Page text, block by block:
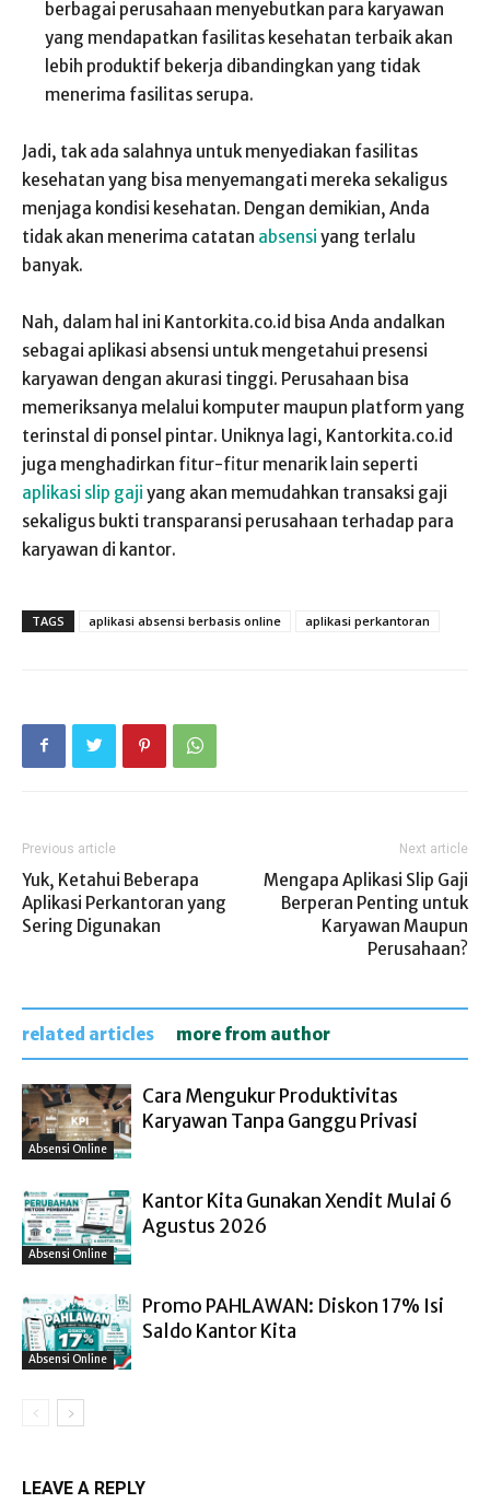
berbagai perusahaan menyebutkan para karyawan
yang mendapatkan fasilitas kesehatan terbaik akan
lebih produktif bekerja dibandingkan yang tidak
menerima fasilitas serupa.
Jadi, tak ada salahnya untuk menyediakan fasilitas
kesehatan yang bisa menyemangati mereka sekaligus
menjaga kondisi kesehatan. Dengan demikian, Anda
tidak akan menerima catatan absensi yang terlalu
banyak.
Nah, dalam hal ini Kantorkita.co.id bisa Anda andalkan
sebagai aplikasi absensi untuk mengetahui presensi
karyawan dengan akurasi tinggi. Perusahaan bisa
memeriksanya melalui komputer maupun platform yang
terinstal di ponsel pintar. Uniknya lagi, Kantorkita.co.id
juga menghadirkan fitur-fitur menarik lain seperti
aplikasi slip gaji yang akan memudahkan transaksi gaji
sekaligus bukti transparansi perusahaan terhadap para
karyawan di kantor.
TAGS aplikasi absensi berbasis online aplikasi perkantoran
Previous article
Yuk, Ketahui Beberapa
Aplikasi Perkantoran yang
Sering Digunakan
Next article
Mengapa Aplikasi Slip Gaji
Berperan Penting untuk
Karyawan Maupun
Perusahaan?
related articles more from author
Absensi Online
Cara Mengukur Produktivitas
Karyawan Tanpa Ganggu Privasi
Absensi Online
Kantor Kita Gunakan Xendit Mulai 6
Agustus 2026
Absensi Online
Promo PAHLAWAN: Diskon 17% Isi
Saldo Kantor Kita
LEAVE A REPLY